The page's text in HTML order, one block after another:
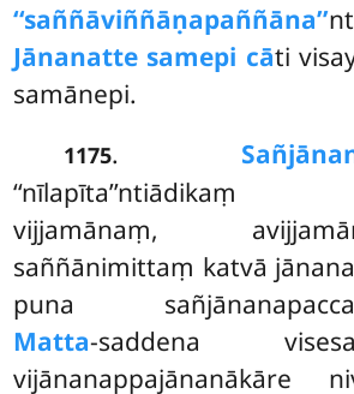
‘‘saññāviññāṇapaññāna’’
Jānanatte samepi cāti
samānepi.
1175.
vijjamānaṃ,
saññānimittaṃ katvā
puna
Matta-saddena
vijānanappajānanākāre